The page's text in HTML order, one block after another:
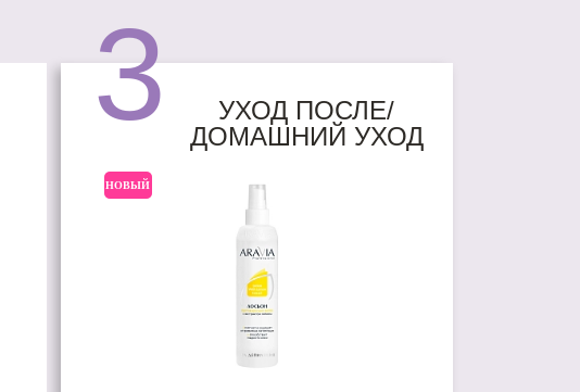
3
УХОД ПОСЛЕ/
ДОМАШНИЙ УХОД
НОВЫЙ